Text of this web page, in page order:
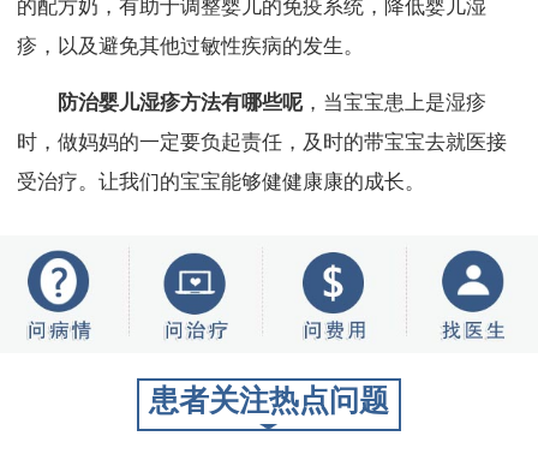
的配方奶，有助于调整婴儿的免疫系统，降低婴儿湿
疹，以及避免其他过敏性疾病的发生。
防治婴儿湿疹方法有哪些呢，当宝宝患上是湿疹
时，做妈妈的一定要负起责任，及时的带宝宝去就医接
受治疗。让我们的宝宝能够健健康康的成长。
患者关注热点问题